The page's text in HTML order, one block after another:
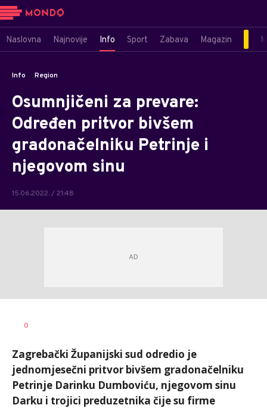
Naslovna Najnovije Info Sport Zabava Magazin
Info Region
Osumnjičeni za prevare:
Određen pritvor bivšem
gradonačelniku Petrinje i
njegovom sinu
15.06.2022. / 21:48
AUTOR
0
Zagrebački Županijski sud odredio je
jednomjesečni pritvor bivšem gradonačelniku
Petrinje Darinku Dumboviću, njegovom sinu
Darku i trojici preduzetnika čije su firme